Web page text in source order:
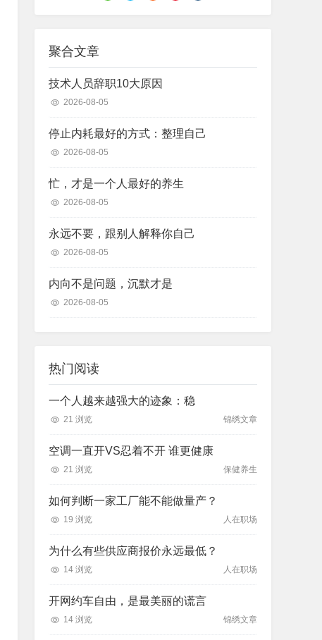
聚合文章
技术人员辞职10大原因
2026-08-05
停止内耗最好的方式：整理自己
2026-08-05
忙，才是一个人最好的养生
2026-08-05
永远不要，跟别人解释你自己
2026-08-05
内向不是问题，沉默才是
2026-08-05
热门阅读
一个人越来越强大的迹象：稳
21 浏览 锦绣文章
空调一直开VS忍着不开 谁更健康
21 浏览 保健养生
如何判断一家工厂能不能做量产？
19 浏览 人在职场
为什么有些供应商报价永远最低？
14 浏览 人在职场
开网约车自由，是最美丽的谎言
14 浏览 锦绣文章